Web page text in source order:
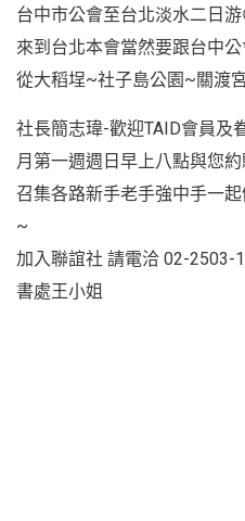
台中市公會至台北淡水二日
來到台北本會當然要跟台中
從大稻埕~社子島公園~關渡
社長簡志瑋-歡迎TAID會員及
月第一週週日早上八點與您約
召集各路新手老手強中手一
~
加入聯誼社 請電洽 02-2503-
書處王小姐